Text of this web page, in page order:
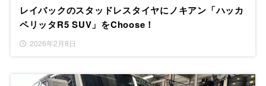
レイバックのスタッドレスタイヤにノキアン「ハッカ
ペリッタR5 SUV」をChoose！
2026年2月8日